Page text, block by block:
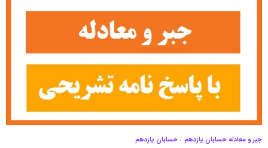
جبر و معادله حسابان یازدهم /حسابان یازدهم